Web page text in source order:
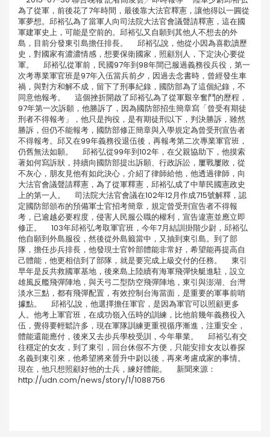
為了從軍，前後花了7年時間，最後靠大法官釋憲，讓他得以一圓從
軍夢想。邱裕弘為了當軍人向司法院大法官會議聲請釋憲，這在國
軍建軍史上，可能是空前的。邱裕弘又自願到其他人不想去的外
島，目前分發東引島擔任排長。 邱裕弘說，他從小因為喜歡讀歷
史，對國家有濃濃情感，想要保衛國家，照顧別人，下定決心要從
軍。 邱裕弘從軍前，民國97年到98年間已服過義務役兵役，第一
次考專業軍官班是97年入伍當兵前夕，因過去念書時，曾經發生車
禍，與對方和解不成，留下了刑事紀錄，國防部為了這個紀錄，不
同意他報考。 這個挫折開啟了邱裕弘為了從軍艱辛奮鬥的歷程，
97年第一次訴願，他勝訴了，因為國防部招生簡章寫「曾受有期徒
刑者不得報考」，他只是拘役，是有期徒刑以下，判決勝訴，雖然
勝訴，但仍不能報考，國防部修正簡章與入學規定為曾受刑宣告者
不得報考。邱又在99年義務役退伍後，再報考第二次專業軍官班，
仍舊無法如願。 邱裕弘從99年到102年，在父親協助下，他摸索
著如何寫訴狀，持續向國防部提出訴願、行政訴訟，屢戰屢敗，從
不灰心，朋友見他有如此決心，介紹了律師給他，他透過律師，向
大法官會議聲請釋憲，為了從軍釋憲，邱裕弘成了中華民國憲政史
上的第一人。 司法院大法官會議在102年12月作成715號解釋，認
定國防部頒布的預備軍士官招考簡章，規定曾受刑宣告者不得報
考，已逾越必要程度，侵害人民服公職的權利，宣告違憲並應立即
修正。 103年邱裕弘考取軍官班，今年7月結訓掛階少尉，邱裕弘
他自願到外島服役，然後從外島籤當中，又抽到東引島。到了部
隊，擔任步兵排長，他發現士官幹部體能非常好，希望能再提高自
己體能，他更相信到了部隊，就是要完成上級交付的任務。 東引
早年是反共救國軍基地，後來島上陸續有海軍飛彈快艇進駐，設立
雄風反艦飛彈陣地，與天弓二型防空飛彈陣地，東引與澎湖、台灣
淡水三點，都有飛彈配置，有效控制台海當面，是重要的軍事前哨
據點。 邱裕弘說，他選擇擔任軍官，是因為軍官可以照顧更多
人。他考上軍官班，在成功嶺入伍時的訓練，比他前幾年義務役入
伍，覺得要輕鬆許多，現在軍隊訓練更重視循序漸進，注重安全，
體能還能應付，後來又去步兵學校受訓，今年畢業。 邱裕弘有交
往穩定的女友，到了東引，回台休假不方便，只能安排女友以眷探
名義到東引來，他希望將來晉升中尉以後，再來考慮成家的事情。
現在，他只想照顧好他的士兵，練好體能。 新聞來源：
http://udn.com/news/story/1/1088756